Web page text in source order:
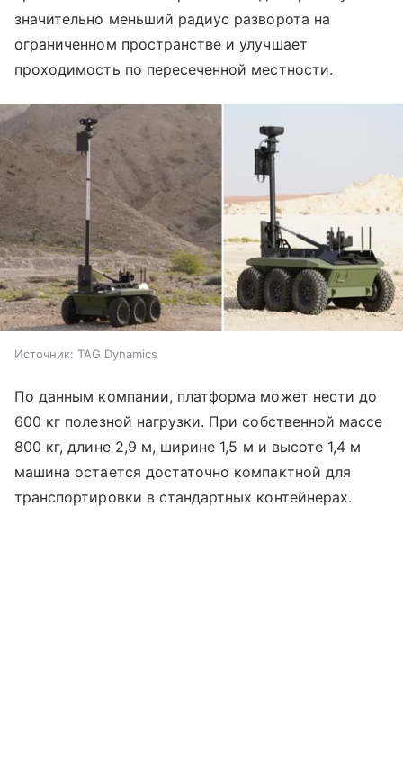
значительно меньший радиус разворота на
ограниченном пространстве и улучшает
проходимость по пересеченной местности.
Источник: TAG Dynamics
По данным компании, платформа может нести до
600 кг полезной нагрузки. При собственной массе
800 кг, длине 2,9 м, ширине 1,5 м и высоте 1,4 м
машина остается достаточно компактной для
транспортировки в стандартных контейнерах.